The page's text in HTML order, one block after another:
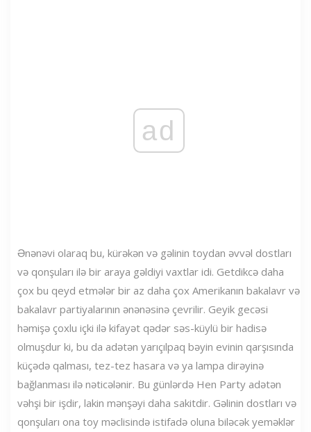
ad
Ənənəvi olaraq bu, kürəkən və gəlinin toydan əvvəl dostları
və qonşuları ilə bir araya gəldiyi vaxtlar idi. Getdikcə daha
çox bu qeyd etmələr bir az daha çox Amerikanın bakalavr və
bakalavr partiyalarının ənənəsinə çevrilir. Geyik gecəsi
həmişə çoxlu içki ilə kifayət qədər səs-küylü bir hadisə
olmuşdur ki, bu da adətən yarıçılpaq bəyin evinin qarşısında
küçədə qalması, tez-tez hasara və ya lampa dirəyinə
bağlanması ilə nəticələnir. Bu günlərdə Hen Party adətən
vəhşi bir işdir, lakin mənşəyi daha sakitdir. Gəlinin dostları və
qonşuları ona toy məclisində istifadə oluna biləcək yeməklər